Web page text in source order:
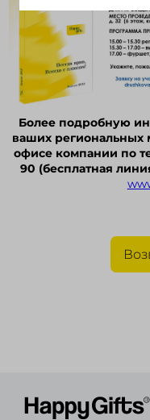
Более подробную
ваших
офисе компании по
90 (бесплатная